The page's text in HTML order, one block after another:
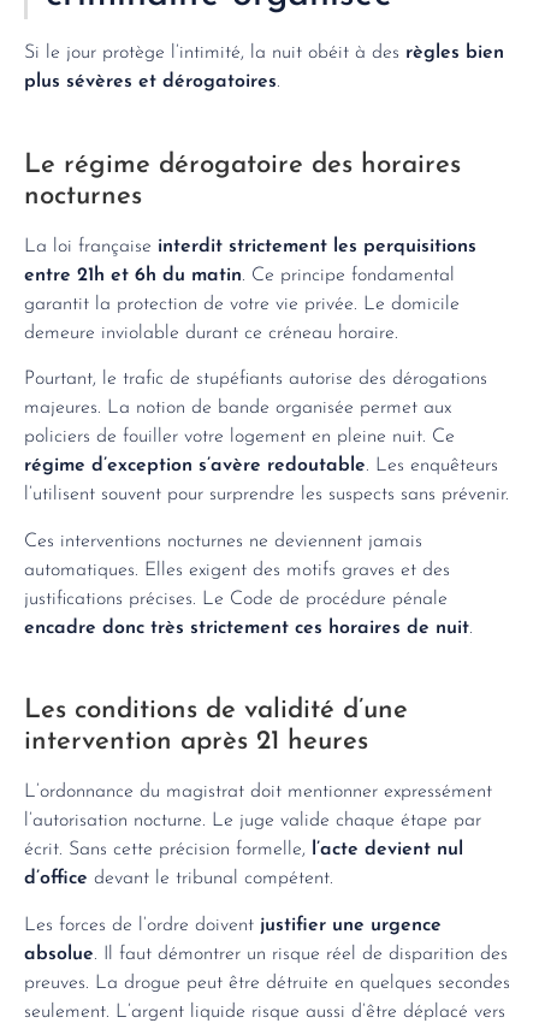
Si le jour protège l’intimité, la nuit obéit à des règles bien
plus sévères et dérogatoires.
Le régime dérogatoire des horaires
nocturnes
La loi française interdit strictement les perquisitions
entre 21h et 6h du matin. Ce principe fondamental
garantit la protection de votre vie privée. Le domicile
demeure inviolable durant ce créneau horaire.
Pourtant, le trafic de stupéfiants autorise des dérogations
majeures. La notion de bande organisée permet aux
policiers de fouiller votre logement en pleine nuit. Ce
régime d’exception s’avère redoutable. Les enquêteurs
l’utilisent souvent pour surprendre les suspects sans prévenir.
Ces interventions nocturnes ne deviennent jamais
automatiques. Elles exigent des motifs graves et des
justifications précises. Le Code de procédure pénale
encadre donc très strictement ces horaires de nuit.
Les conditions de validité d’une
intervention après 21 heures
L’ordonnance du magistrat doit mentionner expressément
l’autorisation nocturne. Le juge valide chaque étape par
écrit. Sans cette précision formelle, l’acte devient nul
d’office devant le tribunal compétent.
Les forces de l’ordre doivent justifier une urgence
absolue. Il faut démontrer un risque réel de disparition des
preuves. La drogue peut être détruite en quelques secondes
seulement. L’argent liquide risque aussi d’être déplacé vers